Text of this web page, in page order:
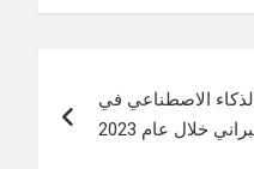
الاصطناعي في
خلال عام 2023